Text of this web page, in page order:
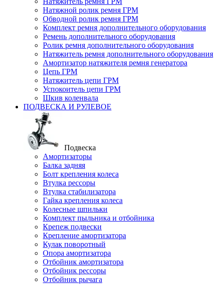
Натяжной ролик ремня ГРМ
Обводной ролик ремня ГРМ
Комплект ремня дополнительного оборудования
Ремень дополнительного оборудования
Ролик ремня дополнительного оборудования
Натяжитель ремня дополнительного оборудования
Амортизатор натяжителя ремня генератора
Цепь ГРМ
Натяжитель цепи ГРМ
Успокоитель цепи ГРМ
Шкив коленвала
ПОДВЕСКА И РУЛЕВОЕ
Подвеска
Амортизаторы
Балка задняя
Болт крепления колеса
Втулка рессоры
Втулка стабилизатора
Гайка крепления колеса
Колесные шпильки
Комплект пыльника и отбойника
Крепеж подвески
Крепление амортизатора
Кулак поворотный
Опора амортизатора
Отбойник амортизатора
Отбойник рессоры
Отбойник рычага